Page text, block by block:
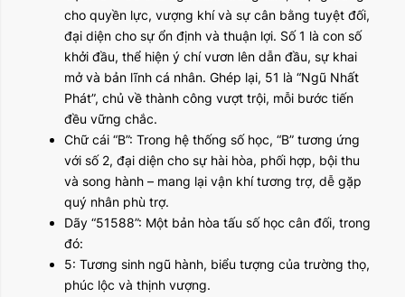
cho quyền lực, vượng khí và sự cân bằng tuyệt đối,
đại diện cho sự ổn định và thuận lợi. Số 1 là con số
khởi đầu, thể hiện ý chí vươn lên dẫn đầu, sự khai
mở và bản lĩnh cá nhân. Ghép lại, 51 là “Ngũ Nhất
Phát”, chủ về thành công vượt trội, mỗi bước tiến
đều vững chắc.
Chữ cái “B”: Trong hệ thống số học, “B” tương ứng
với số 2, đại diện cho sự hài hòa, phối hợp, bội thu
và song hành – mang lại vận khí tương trợ, dễ gặp
quý nhân phù trợ.
Dãy “51588”: Một bản hòa tấu số học cân đối, trong
đó:
5: Tương sinh ngũ hành, biểu tượng của trường thọ,
phúc lộc và thịnh vượng.